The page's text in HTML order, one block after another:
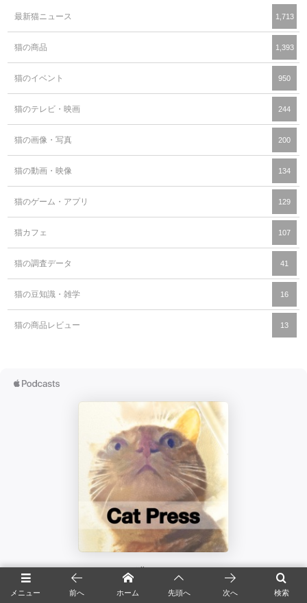
最新猫ニュース 1,713
猫の商品 1,393
猫のイベント 950
猫のテレビ・映画 244
猫の画像・写真 200
猫の動画・映像 134
猫のゲーム・アプリ 129
猫カフェ 107
猫の調査データ 41
猫の豆知識・雑学 16
猫の商品レビュー 13
メニュー 検索
前へ ホーム 先頭へ 次へ